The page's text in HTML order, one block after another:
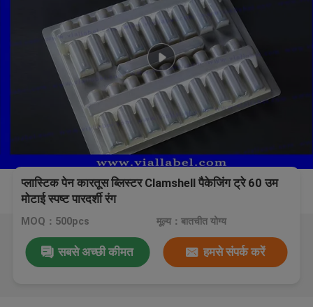
प्लास्टिक पेन कारतूस ब्लिस्टर Clamshell पैकेजिंग ट्रे 60 उम
मोटाई स्पष्ट पारदर्शी रंग
MOQ：500pcs मूल्य：बातचीत योग्य
सबसे अच्छी कीमत हमसे संपर्क करें